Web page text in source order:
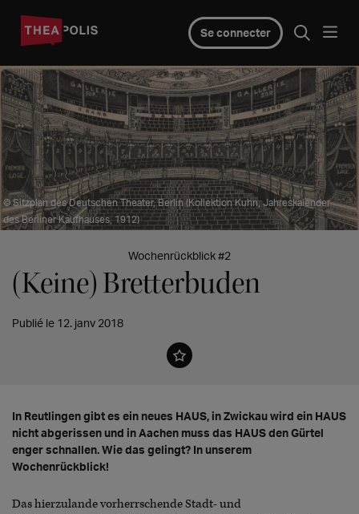
Se connecter
© Sitzplan des Deutschen Theater, Berlin (Kollektion Kuhn, Jahreskalender
des Berliner Kaufhauses, 1912)
Wochenrückblick #2
(Keine) Bretterbuden
Publié le 12. janv 2018
In Reutlingen gibt es ein neues HAUS, in Zwickau wird ein HAUS
nicht abgerissen und in Aachen muss das HAUS den Gürtel
enger schnallen. Wie das gelingt? In unserem
Wochenrückblick!
Das hierzulande vorherrschende Stadt- und